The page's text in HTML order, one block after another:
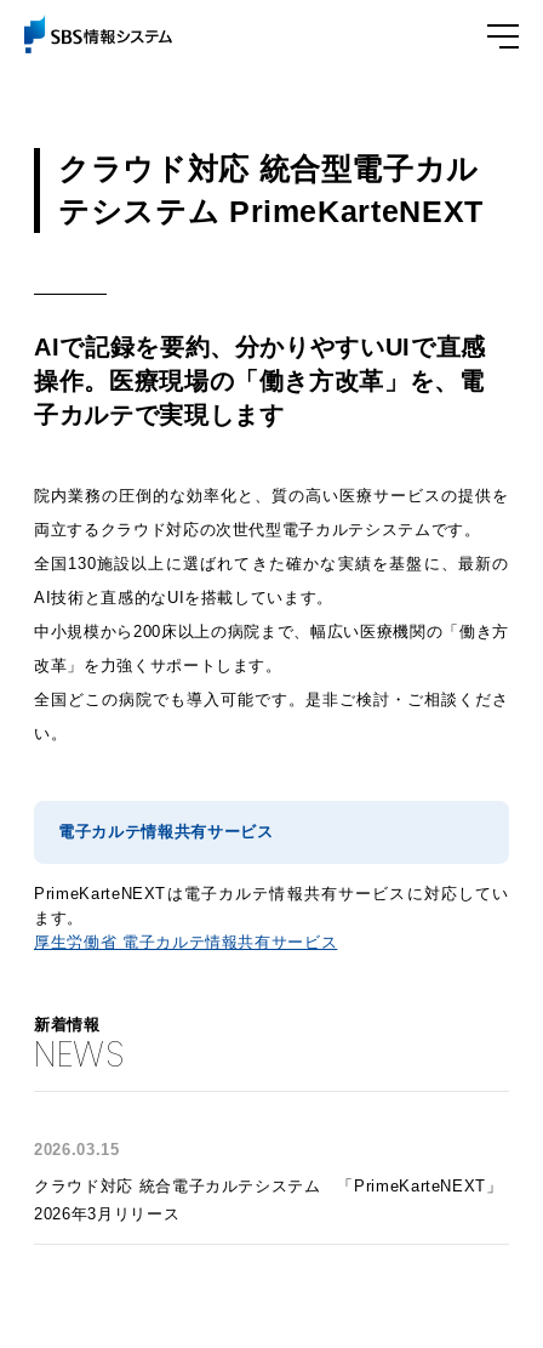
クラウド対応 統合型電子カル
テシステム PrimeKarteNEXT
AIで記録を要約、分かりやすいUIで直感
操作。医療現場の「働き方改革」を、電
子カルテで実現します
院内業務の圧倒的な効率化と、質の高い医療サービスの提供を
両立するクラウド対応の次世代型電子カルテシステムです。
全国130施設以上に選ばれてきた確かな実績を基盤に、最新の
AI技術と直感的なUIを搭載しています。
中小規模から200床以上の病院まで、幅広い医療機関の「働き方
改革」を力強くサポートします。
全国どこの病院でも導入可能です。是非ご検討・ご相談くださ
い。
電子カルテ情報共有サービス
PrimeKarteNEXTは電子カルテ情報共有サービスに対応してい
ます。
厚生労働省 電子カルテ情報共有サービス
新着情報
NEWS
2026.03.15
クラウド対応 統合電子カルテシステム 「PrimeKarteNEXT」
2026年3月リリース